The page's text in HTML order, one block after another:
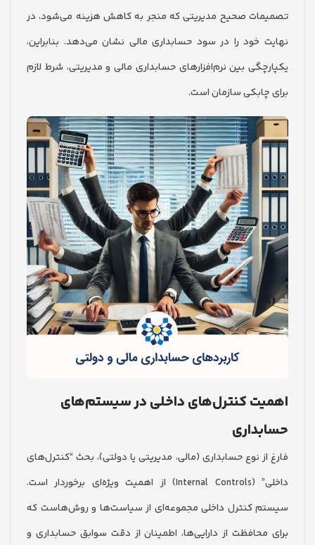
صحیح مدیریتی که منجر به کاهش هزینه می‌شود، در
خود را در سود حسابداری مالی نشان می‌دهد. بنابراین،
بین نرم‌افزارهای حسابداری مالی و مدیریتی، شرط لازم
سازمان است.
کنترل‌های داخلی در سیستم‌های
نوع حسابداری (مالی، مدیریتی یا دولتی)، بحث “کنترل‌های
داخلی” (Internal Controls) از اهمیت ویژه‌ای برخوردار است.
کنترل داخلی مجموعه‌ای از سیاست‌ها و روش‌هاست که
از دارایی‌ها، اطمینان از دقت سوابق حسابداری و